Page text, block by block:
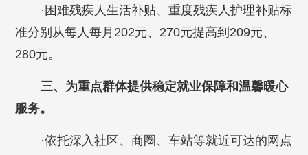
·困难残疾人生活补贴、重度残疾人护理补贴标
准分别从每人每月202元、270元提高到209元、
280元。
三、为重点群体提供稳定就业保障和温馨暖心
服务。
·依托深入社区、商圈、车站等就近可达的网点